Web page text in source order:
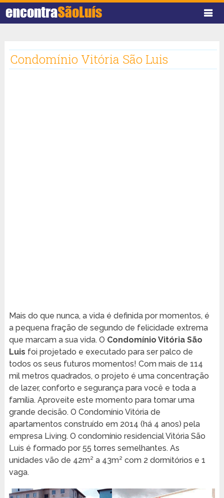
Condomínio Vitória São Luis
Mais do que nunca, a vida é definida por momentos, é
a pequena fração de segundo de felicidade extrema
que marcam a sua vida. O Condomínio Vitória São
Luis foi projetado e executado para ser palco de
todos os seus futuros momentos! Com mais de 114
mil metros quadrados, o projeto é uma concentração
de lazer, conforto e segurança para você e toda a
família. Aproveite este momento para tomar uma
grande decisão. O Condomínio Vitória de
apartamentos construído em 2014 (há 4 anos) pela
empresa Living. O condomínio residencial Vitória São
Luis é formado por 55 torres semelhantes. As
unidades vão de 42m² a 43m² com 2 dormitórios e 1
vaga.